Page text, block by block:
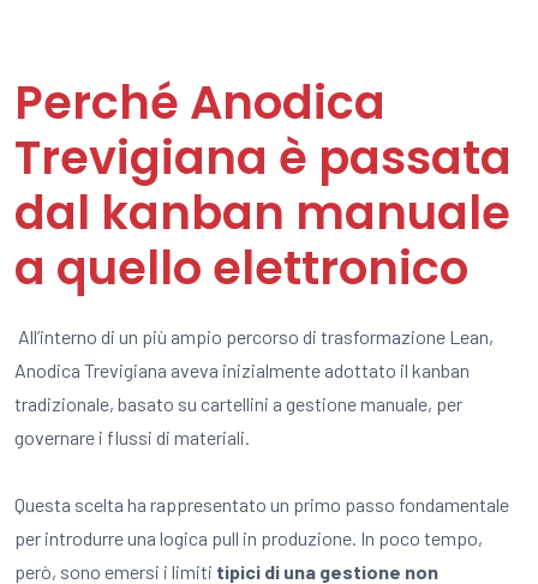
Perché Anodica
Trevigiana è passata
dal kanban manuale
a quello elettronico
All’interno di un più ampio percorso di trasformazione Lean,
Anodica Trevigiana aveva inizialmente adottato il kanban
tradizionale, basato su cartellini a gestione manuale, per
governare i flussi di materiali.
Questa scelta ha rappresentato un primo passo fondamentale
per introdurre una logica pull in produzione. In poco tempo,
però, sono emersi i limiti tipici di una gestione non